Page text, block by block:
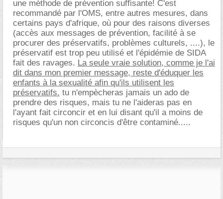
une méthode de prévention suffisante! C'est
recommandé par l'OMS, entre autres mesures, dans
certains pays d'afrique, où pour des raisons diverses
(accès aux messages de prévention, facilité à se
procurer des préservatifs, problèmes culturels, ....), le
préservatif est trop peu utilisé et l'épidémie de SIDA
fait des ravages. La seule vraie solution, comme je l'ai
dit dans mon premier message, reste d'éduquer les
enfants à la sexualité afin qu'ils utilisent les
préservatifs. tu n'empècheras jamais un ado de
prendre des risques, mais tu ne l'aideras pas en
l'ayant fait circoncir et en lui disant qu'il a moins de
risques qu'un non circoncis d'être contaminé.....